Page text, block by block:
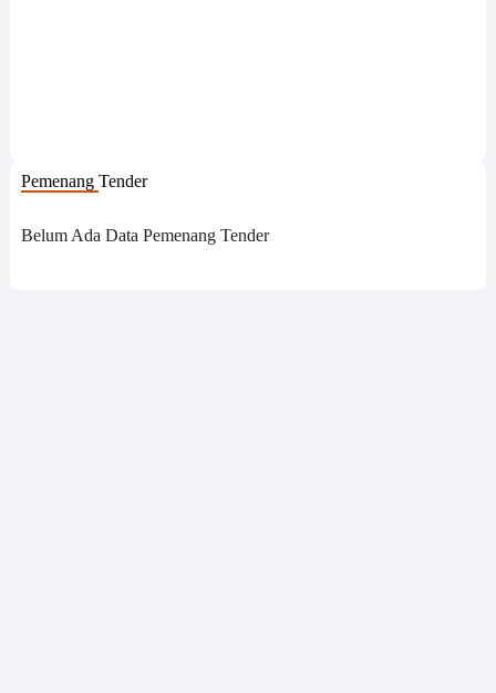
Pemenang Tender
Belum Ada Data Pemenang Tender